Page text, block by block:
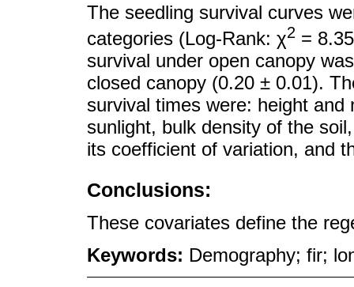
The seedling survival curves
categories (Log-Rank: χ2 =
survival under open canopy
closed canopy (0.20 ± 0.01).
survival times were: height
sunlight, bulk density of the
its coefficient of variation, and
Conclusions:
These covariates define the
Keywords: Demography; fir;